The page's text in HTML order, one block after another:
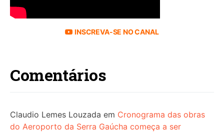
INSCREVA-SE NO CANAL
Comentários
Claudio Lemes Louzada em Cronograma das obras
do Aeroporto da Serra Gaúcha começa a ser